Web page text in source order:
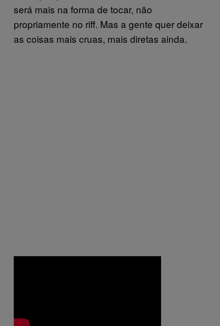
será mais na forma de tocar, não
propriamente no riff. Mas a gente quer deixar
as coisas mais cruas, mais diretas ainda.